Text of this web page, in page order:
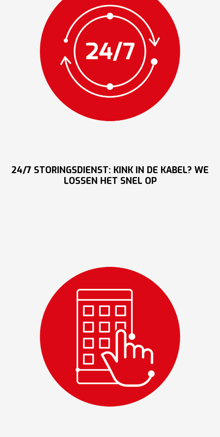
24/7 STORINGSDIENST: KINK IN DE KABEL? WE
LOSSEN HET SNEL OP